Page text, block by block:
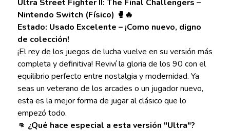
Ultra Street Fighter II: The Final Challengers –
Nintendo Switch (Físico) 🥊🔥
Estado: Usado Excelente – ¡Como nuevo, digno
de colección!
¡El rey de los juegos de lucha vuelve en su versión más
completa y definitiva! Reviví la gloria de los 90 con el
equilibrio perfecto entre nostalgia y modernidad. Ya
seas un veterano de los arcades o un jugador nuevo,
esta es la mejor forma de jugar al clásico que lo
empezó todo.
👊 ¿Qué hace especial a esta versión "Ultra"?